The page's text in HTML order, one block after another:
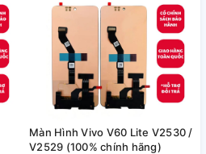
Màn Hình Vivo V60 Lite V2530 /
V2529 (100% chính hãng)